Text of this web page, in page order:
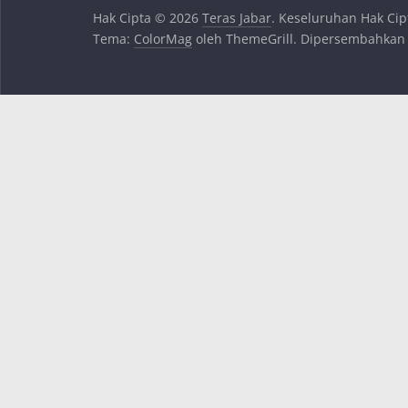
Hak Cipta © 2026 Teras Jabar. Keseluruhan Hak
Tema: ColorMag oleh ThemeGrill. Dipersembahkan